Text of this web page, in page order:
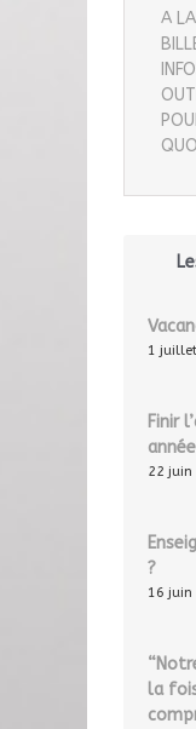
A
1
Finir
22 juin
?
16 juin
la